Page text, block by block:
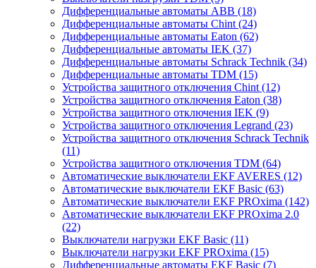
Дифференциальные автоматы ABB (18)
Дифференциальные автоматы Chint (24)
Дифференциальные автоматы Eaton (62)
Дифференциальные автоматы IEK (37)
Дифференциальные автоматы Schrack Technik (34)
Дифференциальные автоматы TDM (15)
Устройства защитного отключения Chint (12)
Устройства защитного отключения Eaton (38)
Устройства защитного отключения IEK (9)
Устройства защитного отключения Legrand (23)
Устройства защитного отключения Schrack Technik
(11)
Устройства защитного отключения TDM (64)
Автоматические выключатели EKF AVERES (12)
Автоматические выключатели EKF Basic (63)
Автоматические выключатели EKF PROxima (142)
Автоматические выключатели EKF PROxima 2.0
(22)
Выключатели нагрузки EKF Basic (11)
Выключатели нагрузки EKF PROxima (15)
Дифференциальные автоматы EKF Basic (7)